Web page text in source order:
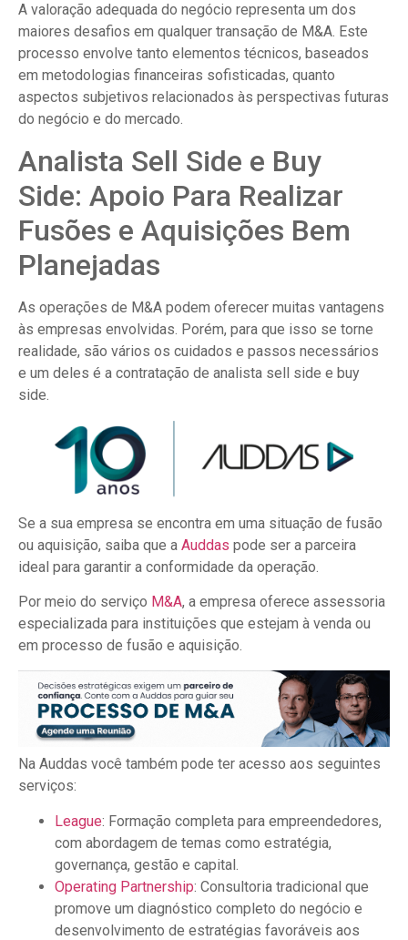
A valoração adequada do negócio representa um dos
maiores desafios em qualquer transação de M&A. Este
processo envolve tanto elementos técnicos, baseados
em metodologias financeiras sofisticadas, quanto
aspectos subjetivos relacionados às perspectivas futuras
do negócio e do mercado.
Analista Sell Side e Buy
Side: Apoio Para Realizar
Fusões e Aquisições Bem
Planejadas
As operações de M&A podem oferecer muitas vantagens
às empresas envolvidas. Porém, para que isso se torne
realidade, são vários os cuidados e passos necessários
e um deles é a contratação de analista sell side e buy
side.
Se a sua empresa se encontra em uma situação de fusão
ou aquisição, saiba que a Auddas pode ser a parceira
ideal para garantir a conformidade da operação.
Por meio do serviço M&A, a empresa oferece assessoria
especializada para instituições que estejam à venda ou
em processo de fusão e aquisição.
Na Auddas você também pode ter acesso aos seguintes
serviços:
League: Formação completa para empreendedores,
com abordagem de temas como estratégia,
governança, gestão e capital.
Operating Partnership: Consultoria tradicional que
promove um diagnóstico completo do negócio e
desenvolvimento de estratégias favoráveis aos